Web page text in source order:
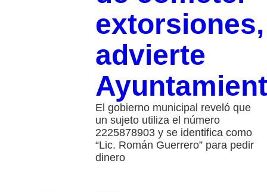
extorsiones,
advierte
El gobierno municipal reveló que
un sujeto utiliza el número
2225878903 y se identifica como
“Lic. Román Guerrero” para pedir
dinero